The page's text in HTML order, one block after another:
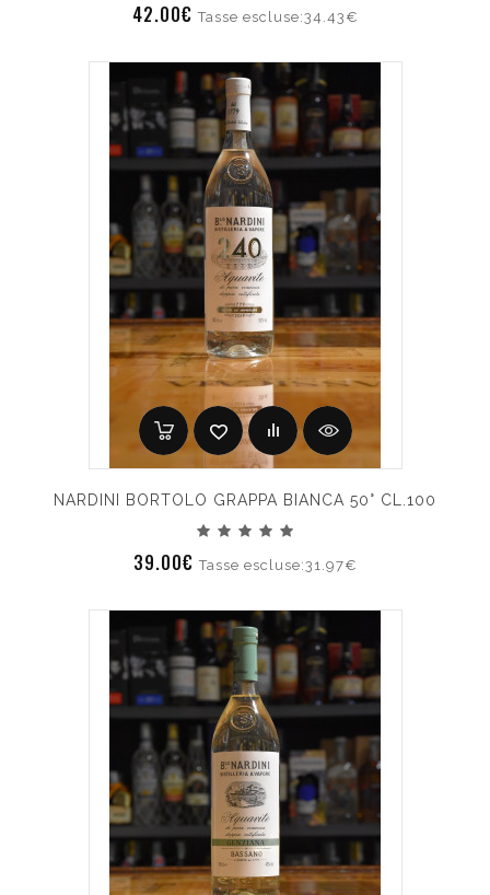
42.00€Tasse escluse:34.43€
NARDINI BORTOLO GRAPPA BIANCA 50° CL.100
39.00€Tasse escluse:31.97€